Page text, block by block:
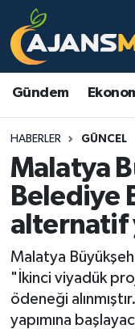
Gündem
HABERLER GÜNCEL
Malatya
Belediye
alternatif
Malatya
"İkinci viyadük
ödeneği
yapımına
Asayiş
Eğitim
Ekonomi
Gündem
Kadın
Kültür & Sanat
Malatya
Malatya
Malatya Trafik
TFF 3.Lig
Tüm Manşetler
Son Dakika